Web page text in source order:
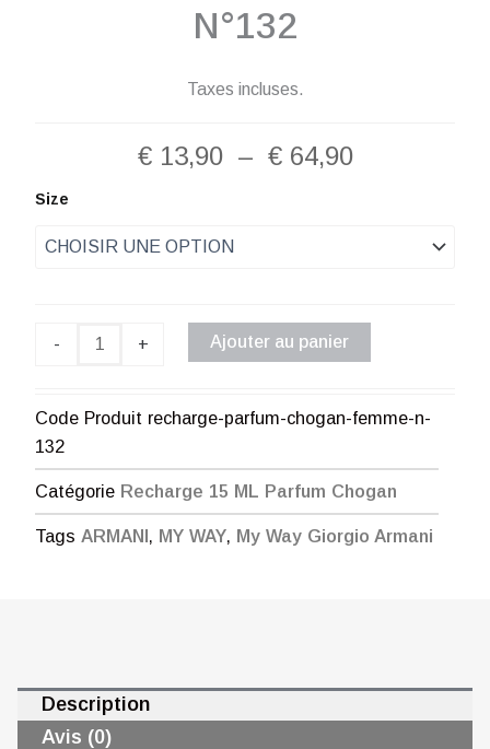
N°132
Taxes incluses.
€13,90 – €64,90Plage
à
€ 64,90
Size
-
quantité
Recharge
Parfum
+ Ajouter au panier
Code Produit recharge-parfum-chogan-femme-n-
132
Catégorie Recharge 15 ML Parfum Chogan
Tags ARMANI , MY WAY, My Way Giorgio Armani
Description
Avis (0)